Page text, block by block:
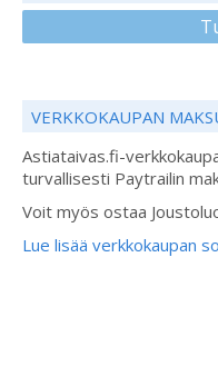
VERKKOKAUPAN
Astiataivas.fi-
turvallisesti Paytrailin
Voit myös ostaa
Lue lisää verkkokaupan